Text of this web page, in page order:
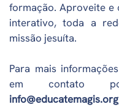
formação. Aproveite e
interativo, toda a
missão jesuíta.
Para mais
em contato
info@educatemagis.org